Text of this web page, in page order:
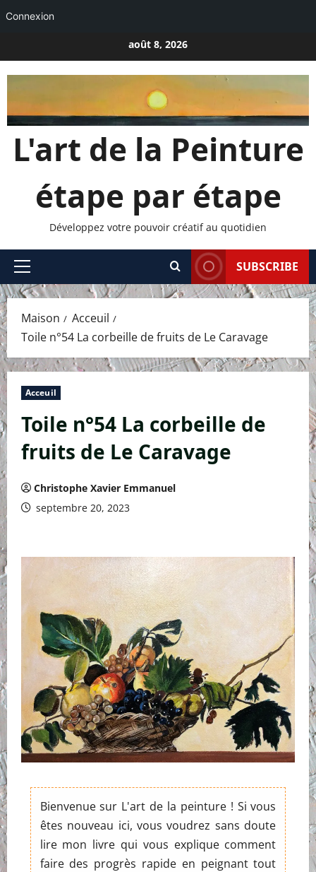
Connexion
au
contenu
août 8, 2026
L'art de la Peinture
étape par étape
Développez votre pouvoir créatif au quotidien
Menu
principal
SUBSCRIBE
Maison
Acceuil
Toile n°54 La corbeille de fruits de Le Caravage
Acceuil
Toile n°54 La corbeille de
fruits de Le Caravage
Christophe Xavier Emmanuel
septembre 20, 2023
Bienvenue sur L'art de la peinture ! Si vous
êtes nouveau ici, vous voudrez sans doute
lire mon livre qui vous explique comment
faire des progrès rapide en peignant tout